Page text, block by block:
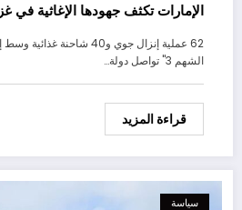
الإمارات تكثف جهودها الإغاثية في
62 عملية إنزال جوي و40 شاحنة
الشهم 3" تواصل دولة…
قراءة المزيد
سياسة